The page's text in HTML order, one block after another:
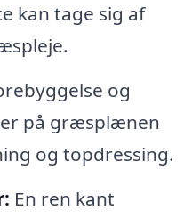
kan tage sig af
og
på græsplænen
og topdressing.
En ren kant